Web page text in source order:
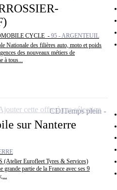
CYCLE - 95 - ARGENTEUIL
Nationale des filières auto, moto et poids
des nouveaux métiers de
à tous...
sur Nanterre
(Atelier Eurofleet Tyres & Services)
partie de la France avec ses 9
CDITemps plein
cette offre à ma sélection